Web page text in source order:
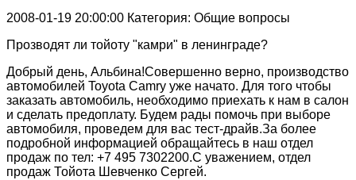
2008-01-19 20:00:00 Категория: Общие вопросы
Прозводят ли тойоту "камри" в ленинграде?
Добрый день, Альбина!Совершенно верно, производство
автомобилей Toyota Camry уже начато. Для того чтобы
заказать автомобиль, необходимо приехать к нам в салон
и сделать предоплату. Будем рады помочь при выборе
автомобиля, проведем для вас тест-драйв.За более
подробной информацией обращайтесь в наш отдел
продаж по тел: +7 495 7302200.С уважением, отдел
продаж Тойота Шевченко Сергей.